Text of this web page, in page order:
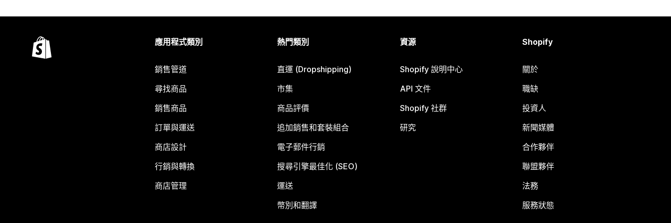
應用程式類別
銷售管道
尋找商品
銷售商品
訂單與運送
商店設計
行銷與轉換
商店管理
熱門類別
直運 (Dropshipping)
市集
商品評價
追加銷售和套裝組合
電子郵件行銷
搜尋引擎最佳化 (SEO)
運送
幣別和翻譯
資源
Shopify 說明中心
API 文件
Shopify 社群
研究
Shopify
關於
職缺
投資人
新聞媒體
合作夥伴
聯盟夥伴
法務
服務狀態